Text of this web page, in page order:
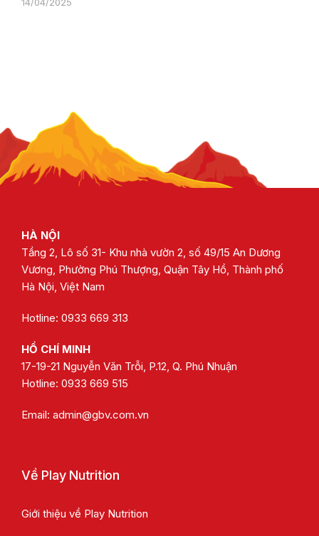
14/04/2025
HÀ NỘI
Tầng 2, Lô số 31- Khu nhà vườn 2, số 49/15 An Dương
Vương, Phường Phú Thượng, Quận Tây Hồ, Thành phố
Hà Nội, Việt Nam
Hotline: 0933 669 313
HỒ CHÍ MINH
17-19-21 Nguyễn Văn Trỗi, P.12, Q. Phú Nhuận
Hotline: 0933 669 515
Email: admin@gbv.com.vn
Về Play Nutrition
Giới thiệu về Play Nutrition